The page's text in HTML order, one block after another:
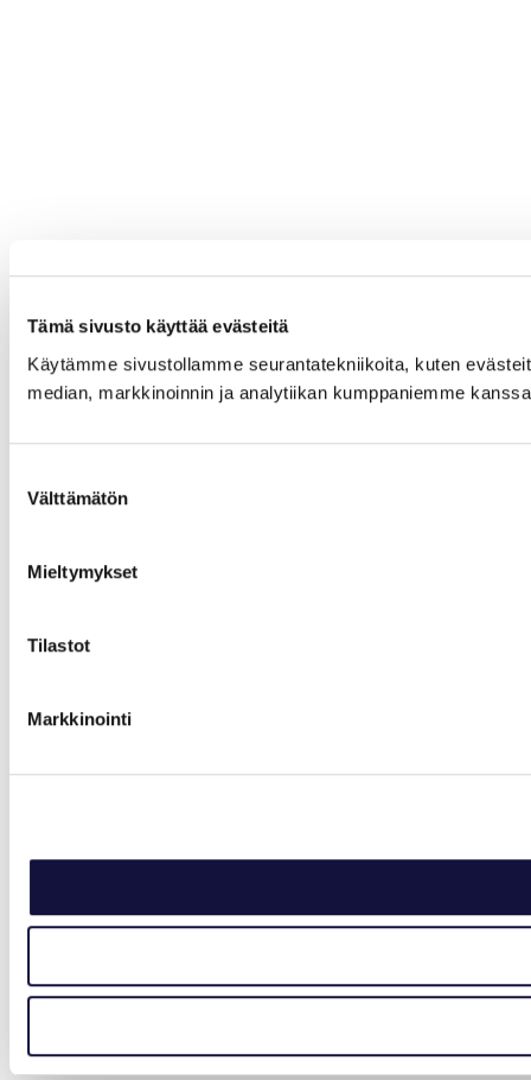
Tämä sivusto käyttää evästeitä
Käytämme sivustollamme seurantatekniikoita, kuten
median, markkinoinnin ja analytiikan kumppaniemme
valinta
Välttämätön
Mieltymykset
Tilastot
Markkinointi